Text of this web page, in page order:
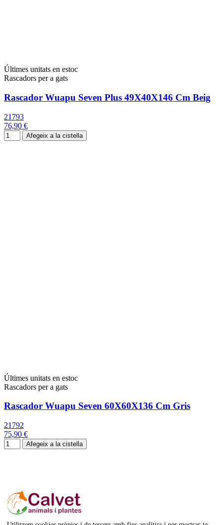
Últimes unitats en estoc
Rascadors per a gats
Rascador Wuapu Seven Plus 49X40X146 Cm Beig
21793
76,90 €
Afegeix a la cistella
Últimes unitats en estoc
Rascadors per a gats
Rascador Wuapu Seven 60X60X136 Cm Gris
21792
75,90 €
Afegeix a la cistella